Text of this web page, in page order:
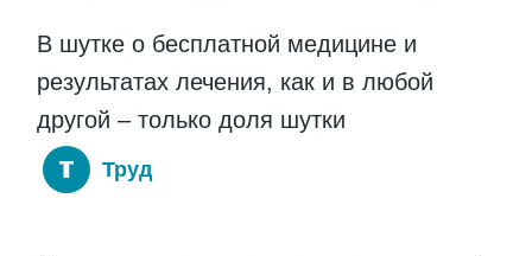
В шутке о бесплатной медицине и
результатах лечения, как и в любой
другой – только доля шутки
Труд